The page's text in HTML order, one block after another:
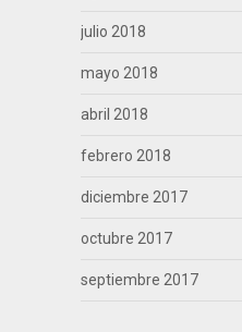
julio 2018
mayo 2018
abril 2018
febrero 2018
diciembre 2017
octubre 2017
septiembre 2017